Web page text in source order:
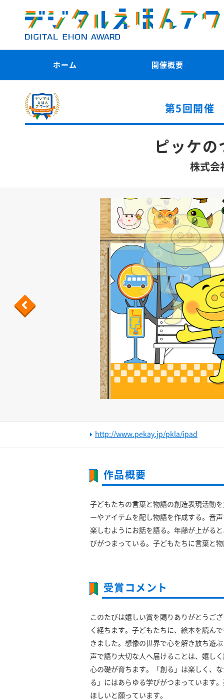
ホーム 開催概要
第5回開催
ピッケ
株式会
Previous
http://www.pekay.jp/pkla/ipad
作品概要
子どもたちの言葉と物語の創造表現活動
ーやアイテムを配し物語を作成する。音
楽しむようにお話を語る。年齢が上がる
びがつまっている。子どもたちに言葉と
受賞コメント
このたびは嬉しい賞を賜りありがとうご
く経ちます。子どもたちに、絵本を読ん
きました。想像の世界で心を解き放ち遊
声で語り大切な人へ届けることは、嬉し
心の礎が育ちます。「創る」は楽しく、
る」にはあらゆる学びがつまっています
ほしいと願っています。